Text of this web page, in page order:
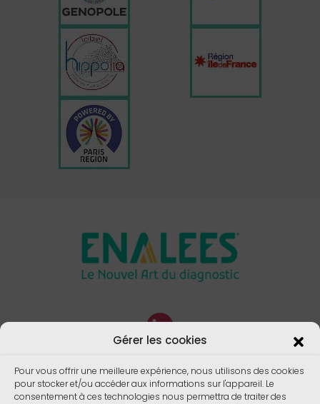
Gérer les cookies
Pour vous offrir une meilleure expérience, nous utilisons des cookies
pour stocker et/ou accéder aux informations sur l'appareil. Le
consentement à ces technologies nous permettra de traiter des